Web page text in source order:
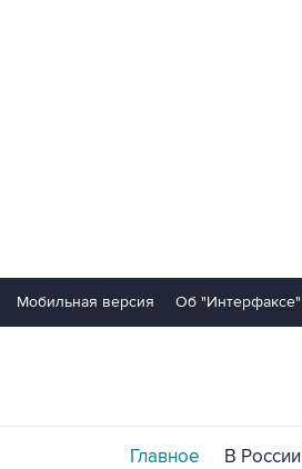
Мобильная версия Об "Интерфаксе"
Главное В России